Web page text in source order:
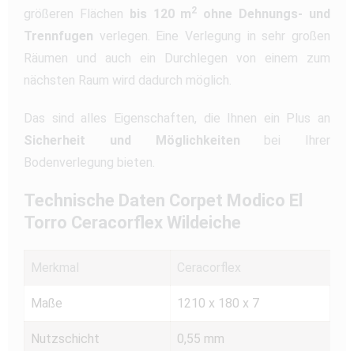
größeren Flächen bis 120 m2
ohne Dehnungs- und
Trennfugen verlegen. Eine Verlegung in sehr großen
Räumen und auch ein Durchlegen von einem zum
nächsten Raum wird dadurch möglich.
Das sind alles Eigenschaften, die Ihnen ein Plus an
Sicherheit und Möglichkeiten bei Ihrer
Bodenverlegung bieten.
Technische Daten Corpet Modico El
Torro Ceracorflex Wildeiche
Merkmal Ceracorflex
Maße 1210 x 180 x 7
Nutzschicht 0,55 mm